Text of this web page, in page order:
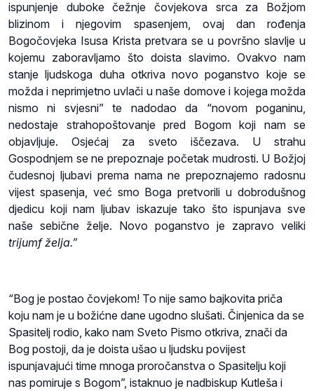
ispunjenje duboke čežnje čovjekova srca za Božjom
blizinom i njegovim spasenjem, ovaj dan rođenja
Bogočovjeka Isusa Krista pretvara se u površno slavlje u
kojemu zaboravljamo što doista slavimo. Ovakvo nam
stanje ljudskoga duha otkriva novo poganstvo koje se
možda i neprimjetno uvlači u naše domove i kojega možda
nismo ni svjesni” te nadodao da “novom poganinu,
nedostaje strahopoštovanje pred Bogom koji nam se
objavljuje. Osjećaj za sveto iščezava. U strahu
Gospodnjem se ne prepoznaje početak mudrosti. U Božjoj
čudesnoj ljubavi prema nama ne prepoznajemo radosnu
vijest spasenja, već smo Boga pretvorili u dobrodušnog
djedicu koji nam ljubav iskazuje tako što ispunjava sve
naše sebične želje. Novo poganstvo je zapravo veliki
trijumf želja.”
“Bog je postao čovjekom! To nije samo bajkovita priča
koju nam je u božićne dane ugodno slušati. Činjenica da se
Spasitelj rodio, kako nam Sveto Pismo otkriva, znači da
Bog postoji, da je doista ušao u ljudsku povijest
ispunjavajući time mnoga proročanstva o Spasitelju koji
nas pomiruje s Bogom”, istaknuo je nadbiskup Kutleša i